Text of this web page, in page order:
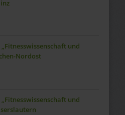
und
Nordost
und